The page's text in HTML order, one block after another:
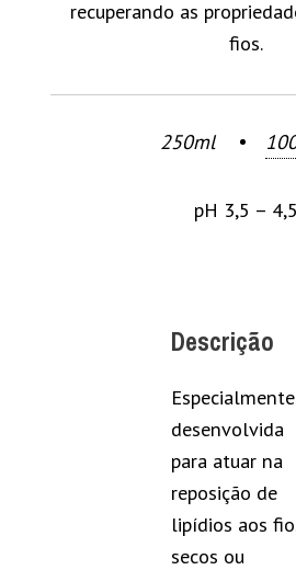
recuperando as
fios.
250ml
pH 3,5 – 4,5
Descrição
Especialmente
desenvolvida
para atuar na
reposição de
lipídios aos
secos ou